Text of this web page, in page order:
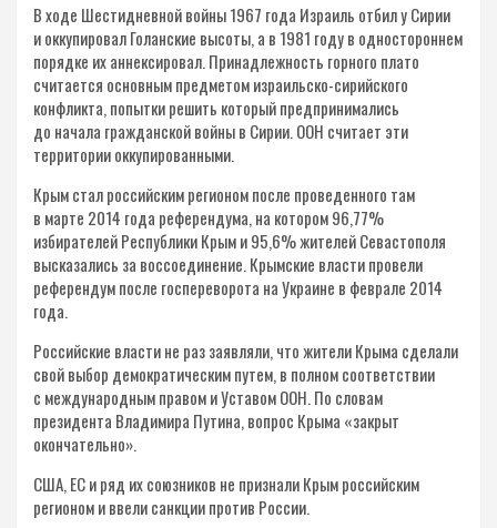
В ходе Шестидневной войны 1967 года Израиль отбил у Сирии
и оккупировал Голанские высоты, а в 1981 году в одностороннем
порядке их аннексировал. Принадлежность горного плато
считается основным предметом израильско-сирийского
конфликта, попытки решить который предпринимались
до начала гражданской войны в Сирии. ООН считает эти
территории оккупированными.
Крым стал российским регионом после проведенного там
в марте 2014 года референдума, на котором 96,77%
избирателей Республики Крым и 95,6% жителей Севастополя
высказались за воссоединение. Крымские власти провели
референдум после госпереворота на Украине в феврале 2014
года.
Российские власти не раз заявляли, что жители Крыма сделали
свой выбор демократическим путем, в полном соответствии
с международным правом и Уставом ООН. По словам
президента Владимира Путина, вопрос Крыма «закрыт
окончательно».
США, ЕС и ряд их союзников не признали Крым российским
регионом и ввели санкции против России.